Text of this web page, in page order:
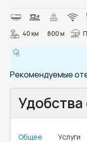
40 км 800 м
Рекомендуемые
Удобства
Общее Услуги